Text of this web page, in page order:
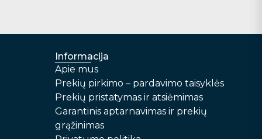
Informacija
Apie mus
Prekių pirkimo – pardavimo taisyklės
Prekių pristatymas ir atsiėmimas
Garantinis aptarnavimas ir prekių
grąžinimas